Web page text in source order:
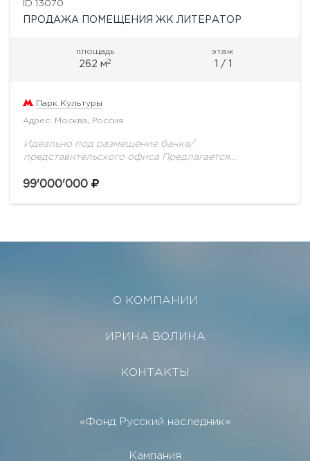
ID 13070
ПРОДАЖА ПОМЕЩЕНИЯ ЖК ЛИТЕРАТОР
площадь
262 м2
этаж
1 / 1
Парк Культуры
Адрес: Москва, Россия
Идеально под размещение банка/
представительского офиса Предлагается
кв. м., расположенное в жилом квартале класса
99'000'000
О КОМПАНИИ
ИРИНА ВОЛИНА
КОНТАКТЫ
«Фонд Русский наследник»
Кампания